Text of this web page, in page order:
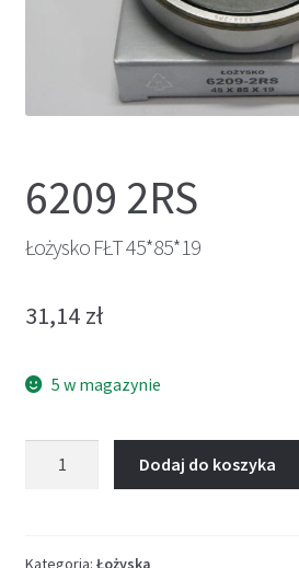
6209 2RS
Łożysko FŁT 45*85*19
31,14 zł
5 w magazynie
Dodaj do koszyka
Kategoria: Łożyska